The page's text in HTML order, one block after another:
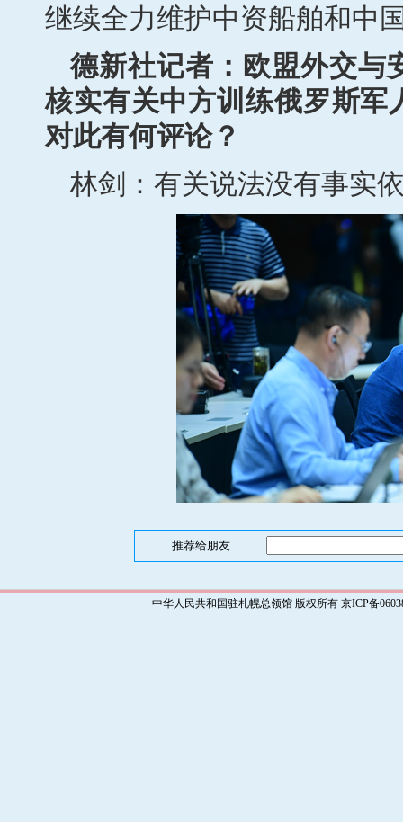
继续全力维护中资船舶和中
德新社记者：欧盟外交与
核实有关中方训练俄罗斯军
对此有何评论？
林剑：有关说法没有事实
推荐给朋友
中华人民共和国驻札幌总领馆 版权所有 京ICP备